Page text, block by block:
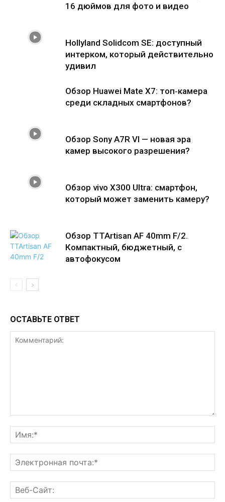
16 дюймов для фото и видео
Hollyland Solidcom SE: доступный
интерком, который действительно
удивил
Обзор Huawei Mate X7: топ‑камера
среди складных смартфонов?
Обзор Sony A7R VI — новая эра
камер высокого разрешения?
Обзор vivo X300 Ultra: смартфон,
который может заменить камеру?
Обзор TTArtisan AF 40mm F/2.
Компактный, бюджетный, с
автофокусом
ОСТАВЬТЕ ОТВЕТ